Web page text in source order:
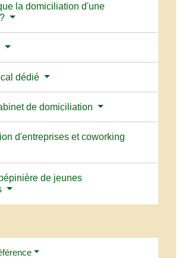
la domiciliation d'une
dédié
de domiciliation
d'entreprises et coworking
de jeunes